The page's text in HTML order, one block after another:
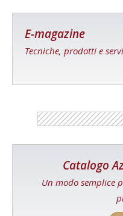
E-magazine
Tecniche, prodotti e
Catalogo
Un modo semplice